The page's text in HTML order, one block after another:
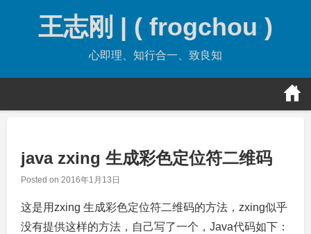
王志刚 | ( frogchou )
心即理、知行合一、致良知
java zxing 生成彩色定位符二维码
Posted on 2016年1月13日
这是用zxing 生成彩色定位符二维码的方法，zxing似乎
没有提供这样的方法，自己写了一个，Java代码如下：